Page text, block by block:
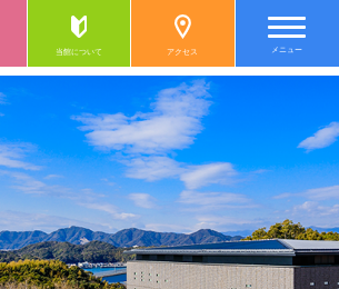
当館について アクセス メニュー